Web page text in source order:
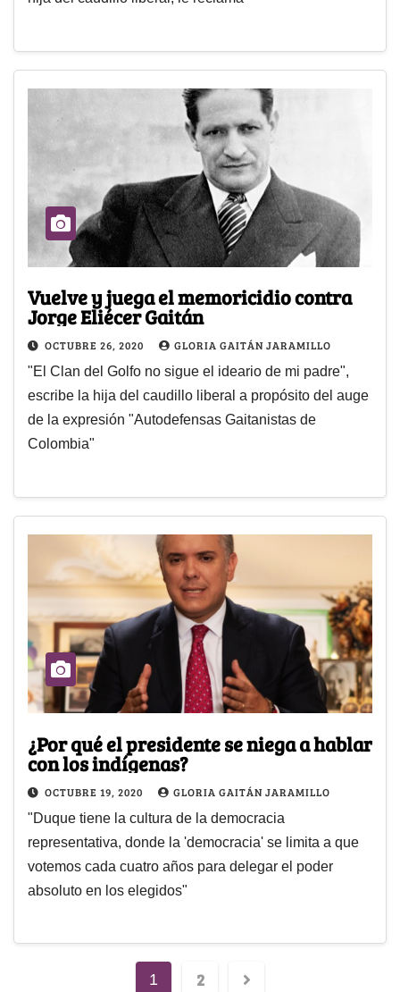
Vuelve y juega el memoricidio contra
Jorge Eliécer Gaitán
OCTUBRE 26, 2020 GLORIA GAITÁN JARAMILLO
"El Clan del Golfo no sigue el ideario de mi padre",
escribe la hija del caudillo liberal a propósito del auge
de la expresión "Autodefensas Gaitanistas de
Colombia"
¿Por qué el presidente se niega a hablar
con los indígenas?
OCTUBRE 19, 2020 GLORIA GAITÁN JARAMILLO
"Duque tiene la cultura de la democracia
representativa, donde la 'democracia' se limita a que
votemos cada cuatro años para delegar el poder
absoluto en los elegidos"
1 2